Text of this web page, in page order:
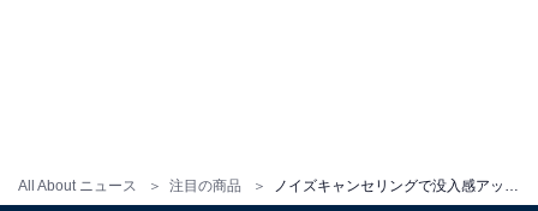
All About ニュース 注目の商品